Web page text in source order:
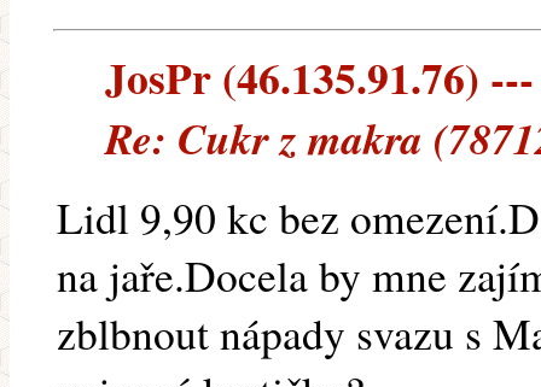
JosPr (46.135.91.76)
Re: Cukr z makra
Lidl 9,90 kc bez
na jaře.Docela by mne
zblbnout nápady svazu s